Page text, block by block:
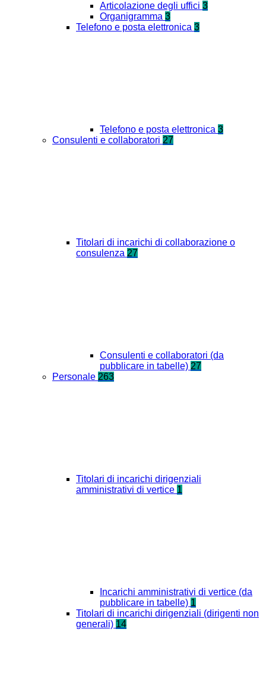
Articolazione degli uffici 3
Organigramma 3
Telefono e posta elettronica 3
Telefono e posta elettronica 3
Consulenti e collaboratori 27
Titolari di incarichi di collaborazione o
consulenza 27
Consulenti e collaboratori (da
pubblicare in tabelle) 27
Personale 263
Titolari di incarichi dirigenziali
amministrativi di vertice 1
Incarichi amministrativi di vertice (da
pubblicare in tabelle) 1
Titolari di incarichi dirigenziali (dirigenti non
generali) 14